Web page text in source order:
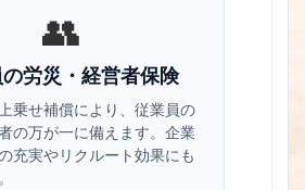
👥
労災・経営者保険
乗せ補償により、従業員の
の万が一に備えます。企業
充実やリクルート効果にも